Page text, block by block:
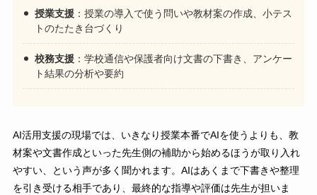
授業支援 ：授業の導入で使う問いや教材案の作成、小テス
トのたたき台づくり
校務支援 ：学校通信や保護者向け文書の下書き、アンケー
ト結果の分析や要約
AI活用支援の現場では、いきなり授業本番でAIを使うよりも、教
材案や文書作成といった先生側の補助から始めるほうが取り入れ
やすい、という声が多く聞かれます。AIはあくまで下書きや整理
を引き受ける相手であり、最終的な指導や評価は先生が担いま